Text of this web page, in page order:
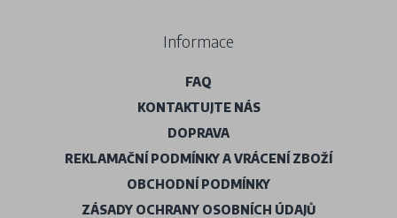
Informace
FAQ
KONTAKTUJTE NÁS
DOPRAVA
REKLAMAČNÍ PODMÍNKY A VRÁCENÍ ZBOŽÍ
OBCHODNÍ PODMÍNKY
ZÁSADY OCHRANY OSOBNÍCH ÚDAJŮ